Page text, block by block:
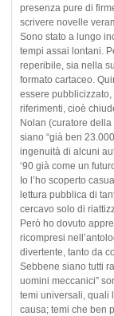
presenza pure di
scrivere novelle
Sono stato a lungo
tempi assai lontani.
reperibile, sia nella
formato cartaceo.
essere pubblicizzato,
riferimenti, cioè
Nolan (curatore
siano “già ben
ingenuità di alcuni
‘90 già come un
Io l’ho scoperto
lettura pubblica di
cercavo solo di
Però ho dovuto
ricompresi
divertente, tanto da
Sebbene siano tutti
uomini meccanici”
temi universali, quali
causa; temi che ben